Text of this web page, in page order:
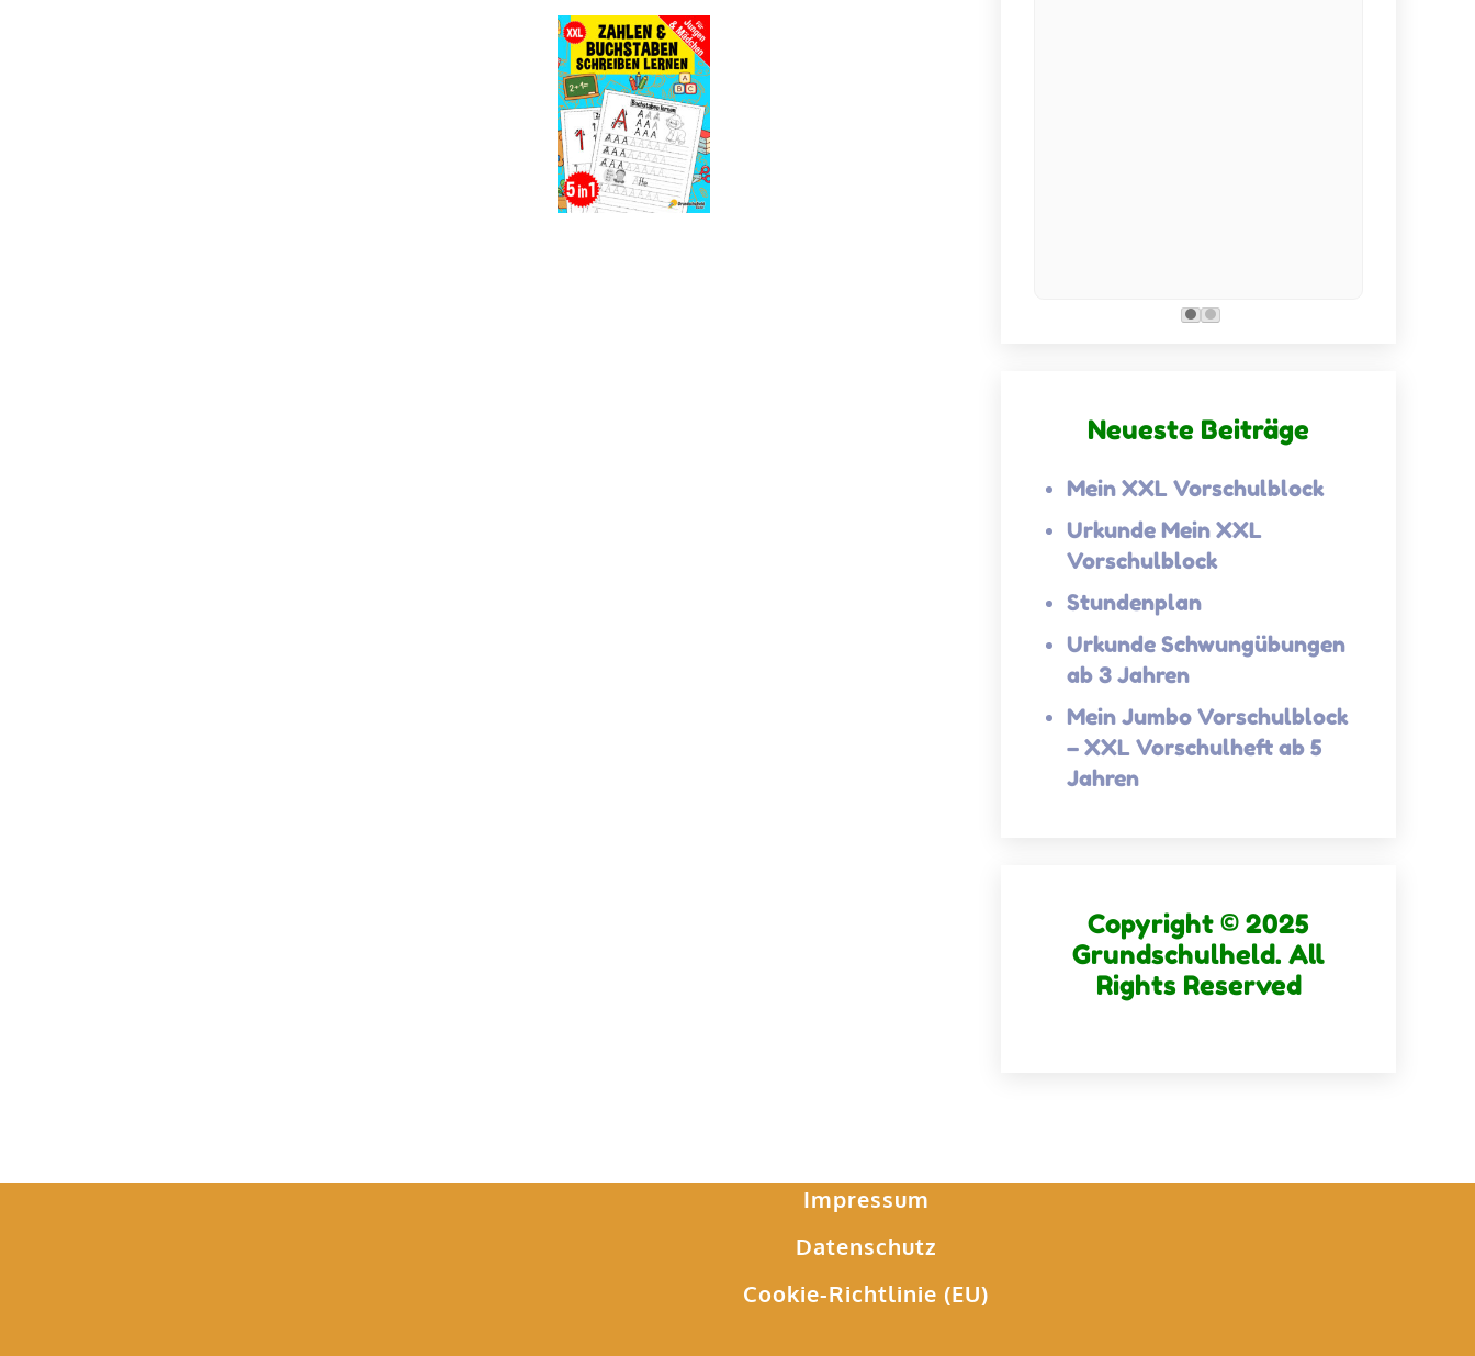
Neueste Beiträge
Mein XXL Vorschulblock
Urkunde Mein XXL
Vorschulblock
Stundenplan
Urkunde Schwungübungen
ab 3 Jahren
Mein Jumbo Vorschulblock
– XXL Vorschulheft ab 5
Jahren
Copyright © 2025
Grundschulheld. All
Rights Reserved
Impressum
Datenschutz
Cookie-Richtlinie (EU)